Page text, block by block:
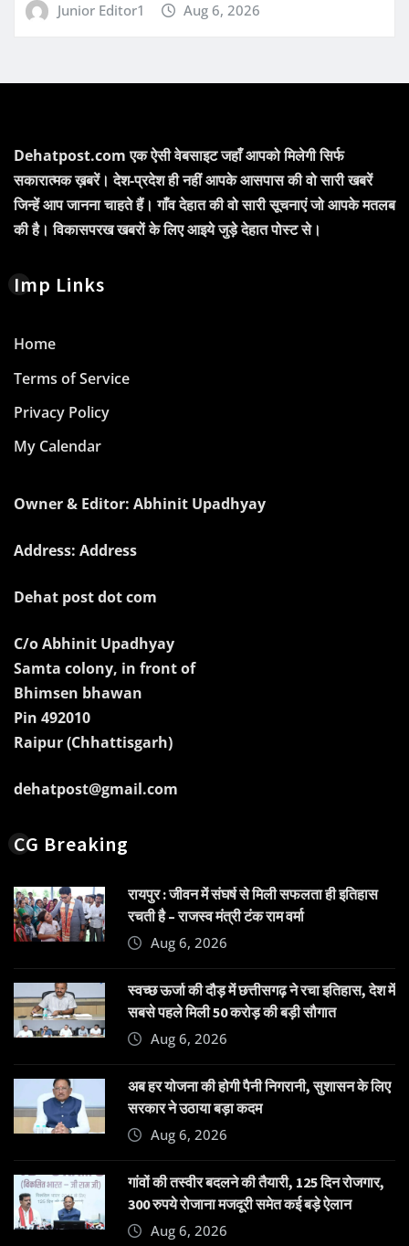
Junior Editor1 Aug 6, 2026
Dehatpost.com एक ऐसी वेबसाइट जहाँ आपको मिलेगी सिर्फ
सकारात्मक ख़बरें। देश-प्रदेश ही नहीं आपके आसपास की वो सारी खबरें
जिन्हें आप जानना चाहते हैं। गाँव देहात की वो सारी सूचनाएं जो आपके मतलब
की है। विकासपरख खबरों के लिए आइये जुड़े देहात पोस्ट से।
Imp Links
Home
Terms of Service
Privacy Policy
My Calendar
Owner & Editor: Abhinit Upadhyay
Address: Address
Dehat post dot com
C/o Abhinit Upadhyay
Samta colony, in front of
Bhimsen bhawan
Pin 492010
Raipur (Chhattisgarh)
dehatpost@gmail.com
CG Breaking
रायपुर : जीवन में संघर्ष से मिली सफलता ही इतिहास
रचती है – राजस्व मंत्री टंक राम वर्मा
Aug 6, 2026
स्वच्छ ऊर्जा की दौड़ में छत्तीसगढ़ ने रचा इतिहास, देश में
सबसे पहले मिली 50 करोड़ की बड़ी सौगात
Aug 6, 2026
अब हर योजना की होगी पैनी निगरानी, सुशासन के लिए
सरकार ने उठाया बड़ा कदम
Aug 6, 2026
गांवों की तस्वीर बदलने की तैयारी, 125 दिन रोजगार,
300 रुपये रोजाना मजदूरी समेत कई बड़े ऐलान
Aug 6, 2026